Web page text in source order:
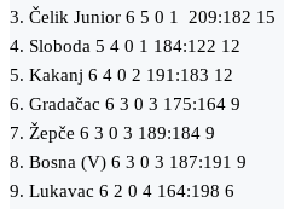
3. Čelik Junior 6 5 0 1 209:182 15
4. Sloboda 5 4 0 1 184:122 12
5. Kakanj 6 4 0 2 191:183 12
6. Gradačac 6 3 0 3 175:164 9
7. Žepče 6 3 0 3 189:184 9
8. Bosna (V) 6 3 0 3 187:191 9
9. Lukavac 6 2 0 4 164:198 6